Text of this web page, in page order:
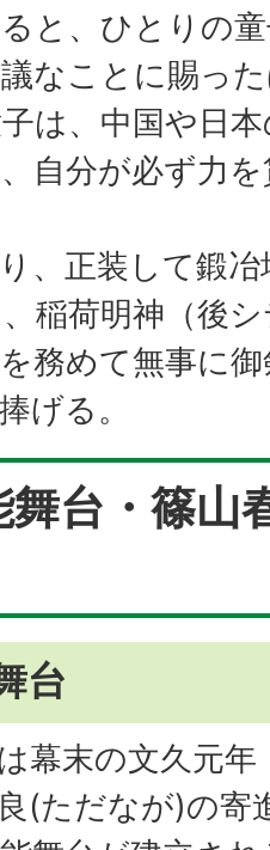
と、ひとりの
なことに賜っ
は、中国や日
自分が必ず力
、正装して鍛
稲荷明神（後
務めて無事に
げる。
台・篠山
台
幕末の文久元
(ただなが)の寄